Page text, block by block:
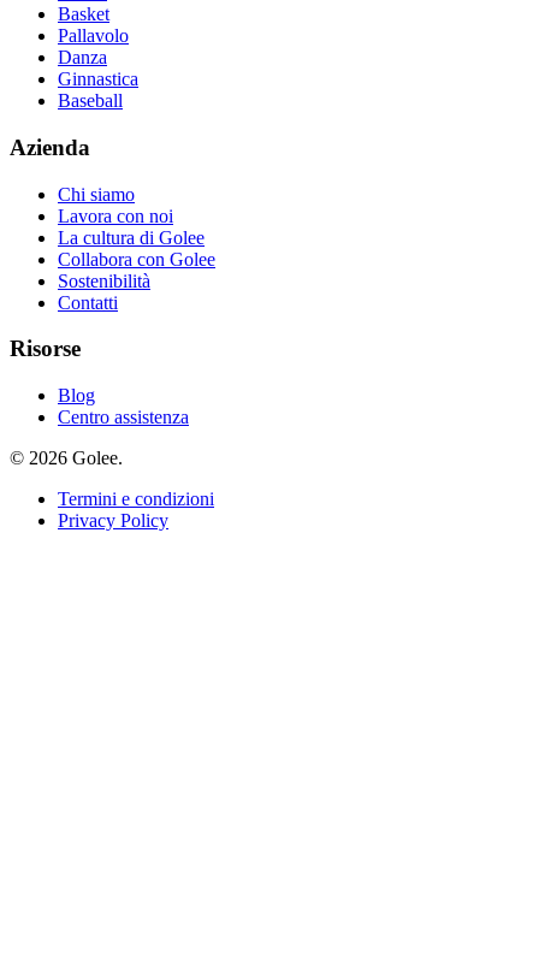
Basket
Pallavolo
Danza
Ginnastica
Baseball
Azienda
Chi siamo
Lavora con noi
La cultura di Golee
Collabora con Golee
Sostenibilità
Contatti
Risorse
Blog
Centro assistenza
© 2026 Golee.
Termini e condizioni
Privacy Policy